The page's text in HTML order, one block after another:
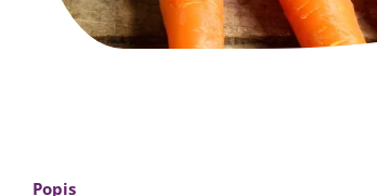
Popis